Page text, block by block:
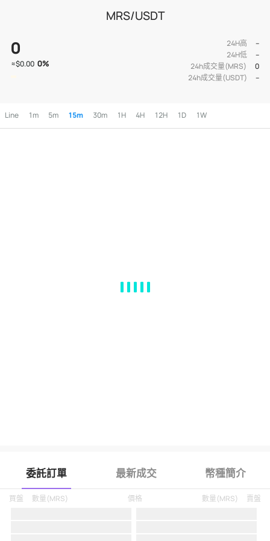
MRS/USDT
0
≈$0.00 0%
24H高
--
24H低
--
24h成交量(MRS)
0
24h成交量(USDT)
--
Line 1m 5m 15m 30m 1H 4H 12H 1D 1W
委託訂單 最新成交 幣種簡介
買盤 數量(MRS) 價格 賣盤
數量(MRS)